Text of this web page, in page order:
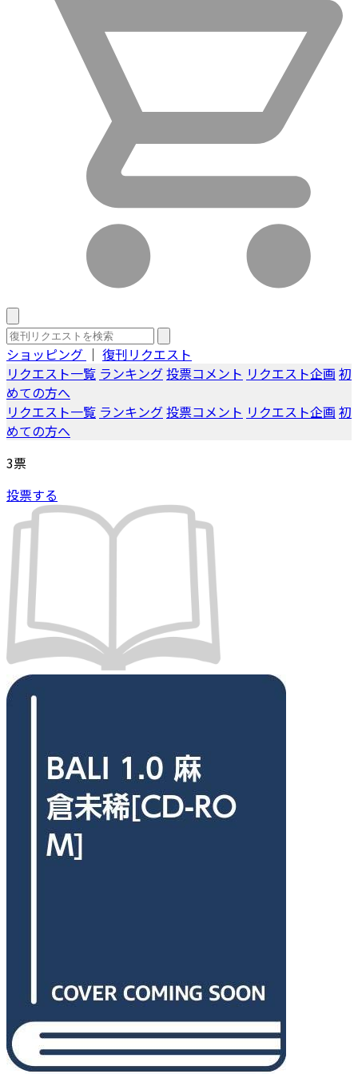
ショッピング ｜ 復刊リクエスト
リクエスト一覧 ランキング投票コメント リクエスト企画 初
めての方へ
リクエスト一覧 ランキング投票コメント リクエスト企画 初
めての方へ
3票
投票する